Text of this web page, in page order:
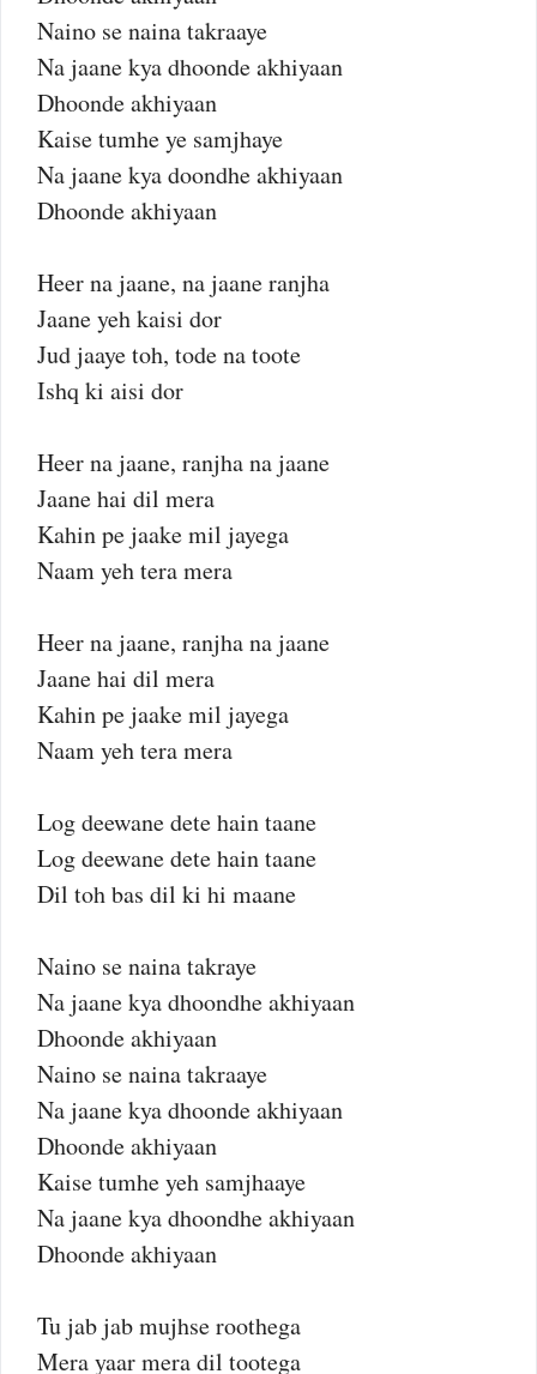
Naino se naina takraaye
Na jaane kya dhoonde akhiyaan
Dhoonde akhiyaan
Kaise tumhe ye samjhaye
Na jaane kya doondhe akhiyaan
Dhoonde akhiyaan
Heer na jaane, na jaane ranjha
Jaane yeh kaisi dor
Jud jaaye toh, tode na toote
Ishq ki aisi dor
Heer na jaane, ranjha na jaane
Jaane hai dil mera
Kahin pe jaake mil jayega
Naam yeh tera mera
Heer na jaane, ranjha na jaane
Jaane hai dil mera
Kahin pe jaake mil jayega
Naam yeh tera mera
Log deewane dete hain taane
Log deewane dete hain taane
Dil toh bas dil ki hi maane
Naino se naina takraye
Na jaane kya dhoondhe akhiyaan
Dhoonde akhiyaan
Naino se naina takraaye
Na jaane kya dhoonde akhiyaan
Dhoonde akhiyaan
Kaise tumhe yeh samjhaaye
Na jaane kya dhoondhe akhiyaan
Dhoonde akhiyaan
Tu jab jab mujhse roothega
Mera yaar mera dil tootega